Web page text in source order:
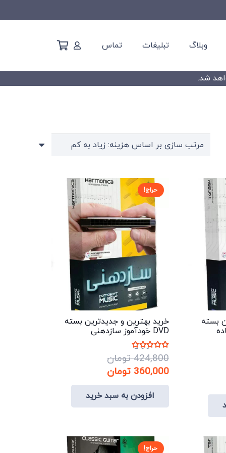
وبلاگ تبلیغات تماس
بسته
حراج!
خرید بهترین و جدیدترین بسته
DVD خودآموز سازدهنی
نمره 5.00 از 5 424,800 تومان
قیمت
اصلی:
424,800 تومان
بود.
360,000 تومان
فعلی:
360,000 تومان.
افزودن به سبد خرید
حراج!